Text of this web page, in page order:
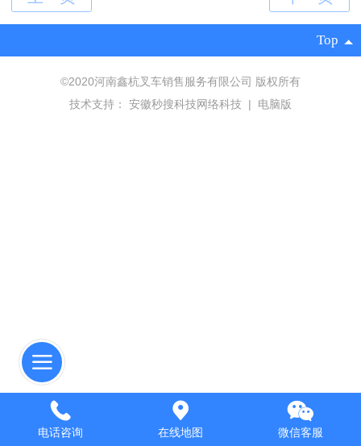
Top
©2020河南鑫杭叉车销售服务有限公司 版权所有
技术支持： 安徽秒搜科技网络科技 | 电脑版
电话咨询 在线地图 微信客服